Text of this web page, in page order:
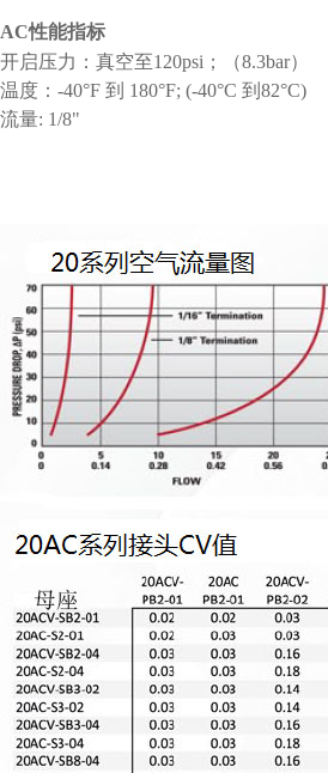
AC性能指标
开启压力：真空至120psi ；（8.3bar）
温度： -40°F 到 180°F; (-40°C 到 82°C)
流量: 1/8"